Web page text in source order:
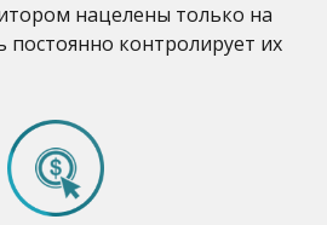
нацелены только на
постоянно контролирует их